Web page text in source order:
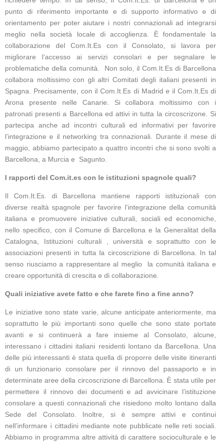
punto di riferimento importante e di supporto informativo e di
orientamento per poter aiutare i nostri connazionali ad integrarsi
meglio nella società locale di accoglienza. È fondamentale la
collaborazione del Com.It.Es con il Consolato, si lavora per
migliorare l’accesso ai servizi consolari e per segnalare le
problematiche della comunità. Non solo, il Com.It.Es di Barcellona
collabora moltissimo con gli altri Comitati degli italiani presenti in
Spagna. Precisamente, con il Com.It.Es di Madrid e il Com.It.Es di
Arona presente nelle Canarie. Si collabora moltissimo con i
patronati presenti a Barcellona ed attivi in tutta la circoscrizone. Si
partecipa anche ad incontri culturali ed informativi per favorire
l’integrazione e il networking tra connazionali. Durante il mese di
maggio, abbiamo partecipato a quattro incontri che si sono svolti a
Barcellona, a Murcia e Sagunto.
I rapporti del Com.it.es con le istituzioni spagnole quali?
Il Com.It.Es. di Barcellona mantiene rapporti istituzionali con
diverse realtà spagnole per favorire l’integrazione della comunità
italiana e promuovere iniziative culturali, sociali ed economiche,
nello specifico, con il Comune di Barcellona e la Generalitat della
Catalogna, Istituzioni culturali , università e soprattutto con le
associazioni presenti in tutta la circoscrizione di Barcellona. In tal
senso riusciamo a rappresentare al meglio la comunità italiana e
creare opportunità di crescita e di collaborazione.
Quali iniziative avete fatto e che farete fino a fine anno?
Le iniziative sono state varie, alcune anticipate anteriormente, ma
soprattutto le più importanti sono quelle che sono state portate
avanti e si continuerà a fare insieme al Consolato, alcune,
interessano i cittadini italiani residenti lontano da Barcellona. Una
delle più interessanti è stata quella di proporre delle visite itineranti
di un funzionario consolare per il rinnovo del passaporto e in
determinate aree della circoscrizione di Barcellona. È stata utile per
permettere il rinnovo dei documenti e ad avvicinare l’istituzione
consolare a questi connazionali che risiedono molto lontano dalla
Sede del Consolato. Inoltre, si è sempre attivi e continui
nell’informare i cittadini mediante note pubblicate nelle reti sociali.
Abbiamo in programma altre attività di carattere socioculturale e le